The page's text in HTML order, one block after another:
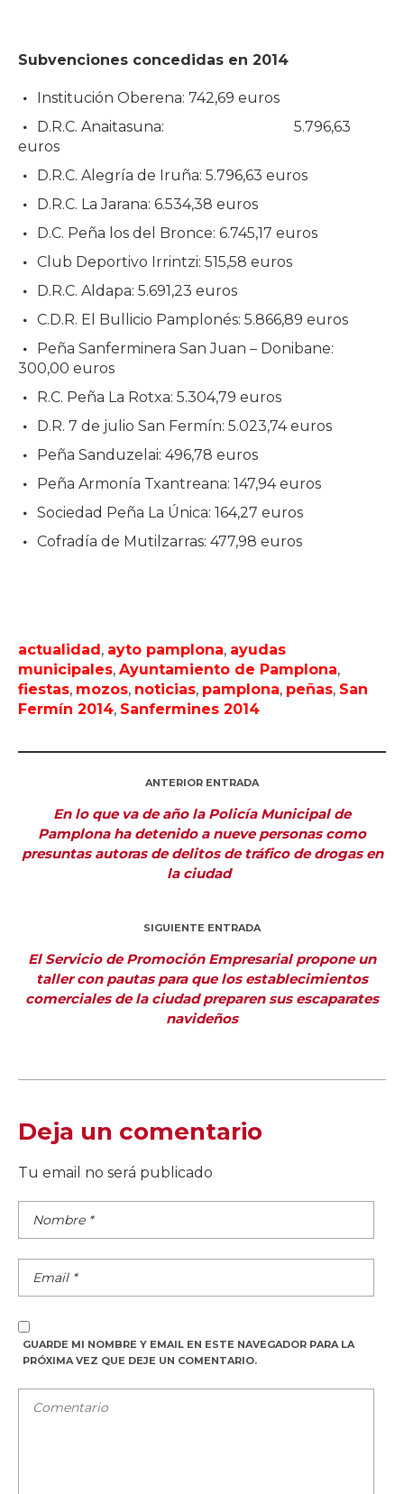
Subvenciones concedidas en 2014
Institución Oberena: 742,69 euros
D.R.C. Anaitasuna: 5.796,63
euros
D.R.C. Alegría de Iruña: 5.796,63 euros
D.R.C. La Jarana: 6.534,38 euros
D.C. Peña los del Bronce: 6.745,17 euros
Club Deportivo Irrintzi: 515,58 euros
D.R.C. Aldapa: 5.691,23 euros
C.D.R. El Bullicio Pamplonés: 5.866,89 euros
Peña Sanferminera San Juan – Donibane:
300,00 euros
R.C. Peña La Rotxa: 5.304,79 euros
D.R. 7 de julio San Fermín: 5.023,74 euros
Peña Sanduzelai: 496,78 euros
Peña Armonía Txantreana: 147,94 euros
Sociedad Peña La Única: 164,27 euros
Cofradía de Mutilzarras: 477,98 euros
actualidad, ayto pamplona, ayudas
municipales, Ayuntamiento de Pamplona,
fiestas, mozos, noticias, pamplona, peñas, San
Fermín 2014, Sanfermines 2014
ANTERIOR ENTRADA
En lo que va de año la Policía Municipal de
Pamplona ha detenido a nueve personas como
presuntas autoras de delitos de tráfico de drogas en
la ciudad
SIGUIENTE ENTRADA
El Servicio de Promoción Empresarial propone un
taller con pautas para que los establecimientos
comerciales de la ciudad preparen sus escaparates
navideños
Deja un comentario
Tu email no será publicado
GUARDE MI NOMBRE Y EMAIL EN ESTE NAVEGADOR PARA LA
PRÓXIMA VEZ QUE DEJE UN COMENTARIO.